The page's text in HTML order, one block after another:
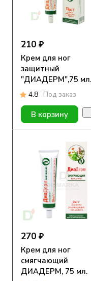
210 ₽
Крем для ног
защитный
"ДИАДЕРМ",75 мл.
4.8 Под заказ
В корзину
270 ₽
Крем для ног
смягчающий
ДИАДЕРМ, 75 мл.